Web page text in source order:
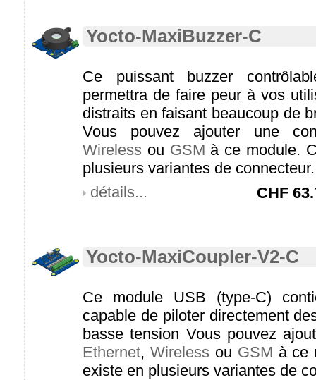
Yocto-MaxiBuzzer-C
Ce puissant buzzer
permettra de faire peur à vos
distraits en faisant beaucoup de
Vous pouvez ajouter une
Wireless ou GSM à ce module.
plusieurs variantes de
détails...
CHF
Yocto-MaxiCoupler-V2-C
Ce module USB (type-C)
capable de piloter directement
basse tension Vous pouvez
Ethernet, Wirelessou GSM à ce
existe en plusieurs variantes de